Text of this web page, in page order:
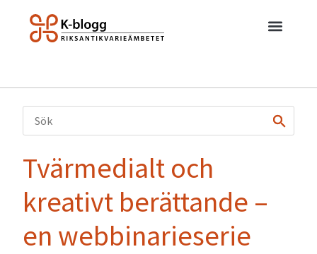
Tvärmedialt och
kreativt berättande –
en webbinarieserie